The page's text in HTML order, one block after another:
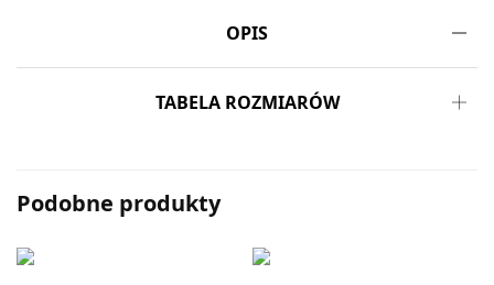
OPIS
TABELA ROZMIARÓW
Podobne produkty